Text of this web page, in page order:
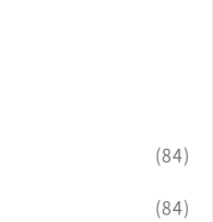
(84)
(84)